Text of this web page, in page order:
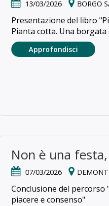
13/03/2026 BORGO
Presentazione del libro
Pianta cotta. Una borgata
Approfondisci
Non è una
07/03/2026
Conclusione del percorso
piacere e consenso"